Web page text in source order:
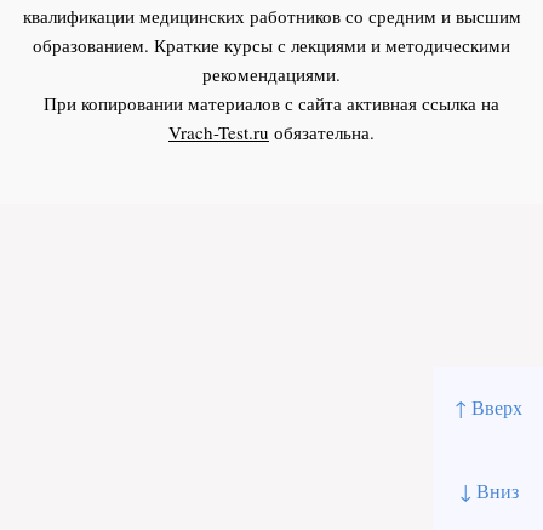
↑ Вверх
↓ Вниз
квалификации медицинских работников со средним и высшим
образованием. Краткие курсы с лекциями и методическими
рекомендациями.
При копировании материалов с сайта активная ссылка на
Vrach-Test.ru обязательна.